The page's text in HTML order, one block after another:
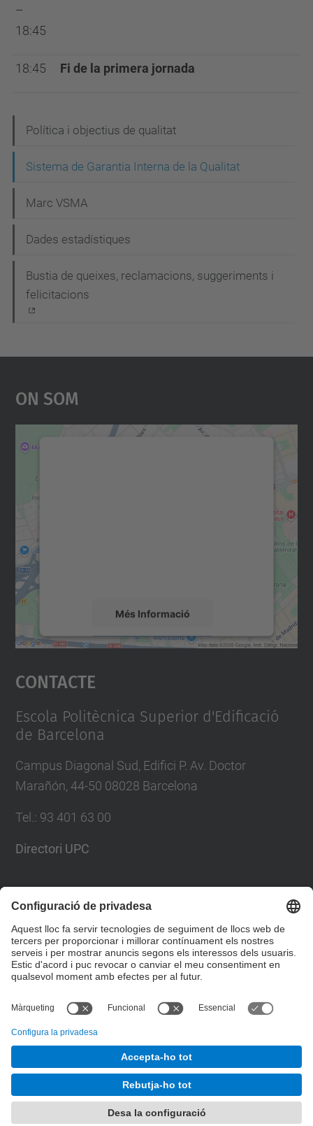
–
18:45
18:45 Fi de la primera jornada
a
v
g
a
ó
Política i objectius de qualitat
Sistema de Garantia Interna de la Qualitat
Marc VSMA
Dades estadístiques
Bustia de queixes, reclamacions, suggeriments i
felicitacions
On Som
Més Informació
Accepta
powered by
Contacte
Escola Politècnica Superior d'Edificació
de Barcelona
Campus Diagonal Sud, Edifici P. Av. Doctor
Marañón, 44-50 08028 Barcelona
Tel.: 93 401 63 00
Directori UPC
Formulari de contacte
Llista Xarxes Socials
Desenvolupat amb